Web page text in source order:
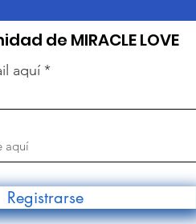
de MIRACLE LOVE
aquí
Registrarse